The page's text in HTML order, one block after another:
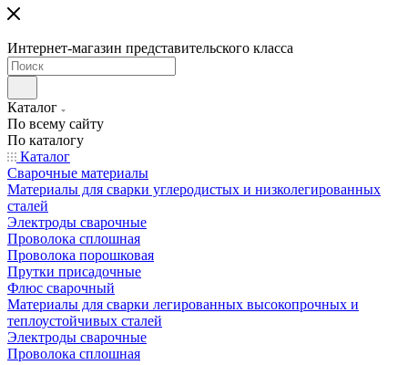
Интернет-магазин представительского класса
Каталог
По всему сайту
По каталогу
Каталог
Сварочные материалы
Материалы для сварки углеродистых и низколегированных
сталей
Электроды сварочные
Проволока сплошная
Проволока порошковая
Прутки присадочные
Флюс сварочный
Материалы для сварки легированных высокопрочных и
теплоустойчивых сталей
Электроды сварочные
Проволока сплошная